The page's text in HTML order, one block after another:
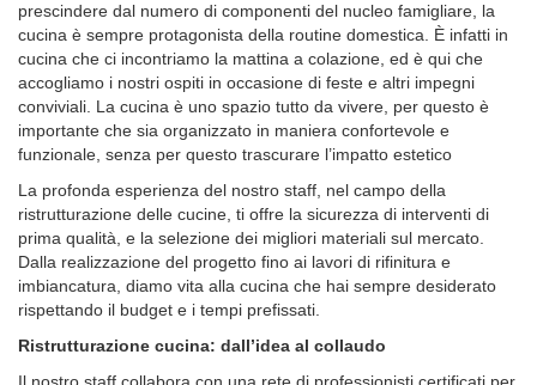
prescindere dal numero di componenti del nucleo famigliare, la
cucina è sempre protagonista della routine domestica. È infatti in
cucina che ci incontriamo la mattina a colazione, ed è qui che
accogliamo i nostri ospiti in occasione di feste e altri impegni
conviviali. La cucina è uno spazio tutto da vivere, per questo è
importante che sia organizzato in maniera confortevole e
funzionale, senza per questo trascurare l’impatto estetico
La profonda esperienza del nostro staff, nel campo della
ristrutturazione delle cucine, ti offre la sicurezza di interventi di
prima qualità, e la selezione dei migliori materiali sul mercato.
Dalla realizzazione del progetto fino ai lavori di rifinitura e
imbiancatura, diamo vita alla cucina che hai sempre desiderato
rispettando il budget e i tempi prefissati.
Ristrutturazione cucina: dall’idea al collaudo